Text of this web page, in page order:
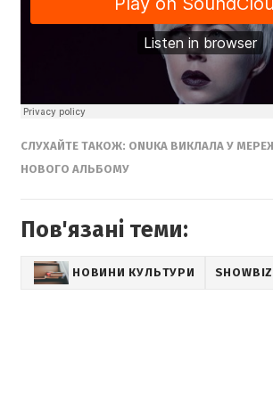
СЛУХАЙТЕ ТАКОЖ: ONUKA ВИКЛАЛА У
НОВОГО АЛЬБОМУ
Пов'язані теми:
НОВИНИ КУЛЬТУРИ SHOWBIZ